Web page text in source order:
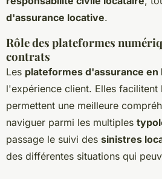
d'assurance locative.
Rôle des plateformes
contrats
Les plateformes d'assurance en
l'expérience client. Elles facilitent
permettent une meilleure
naviguer parmi les multiples
passage le suivi des sinistres
des différentes situations qui